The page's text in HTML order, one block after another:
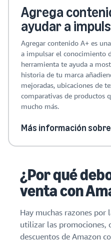
Agrega
ayudar a
Agregar contenido A+ es
a impulsar el conocimiento
herramienta te ayuda a
historia de tu marca
mejoradas, ubicaciones de
comparativas de productos
mucho más.
Más información
¿Por qué
venta con
Hay muchas razones por
utilizar las promociones,
descuentos de Amazon